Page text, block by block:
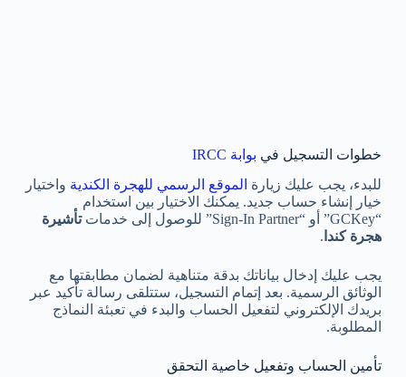
خطوات التسجيل في بوابة IRCC
للبدء، يجب عليك زيارة الموقع الرسمي للهجرة الكندية واختيار
خيار إنشاء حساب جديد. يمكنك الاختيار بين استخدام
“GCKey” أو “Sign-In Partner” للوصول إلى خدمات
تأشيرة
هجرة كندا .
يجب عليك إدخال بياناتك بدقة متناهية لضمان مطابقتها مع
الوثائق الرسمية. بعد إتمام التسجيل، ستتلقى رسالة تأكيد عبر
بريدك الإلكتروني لتفعيل الحساب والبدء في تعبئة النماذج
المطلوبة.
تأمين الحساب وتفعيل خاصية التحقق